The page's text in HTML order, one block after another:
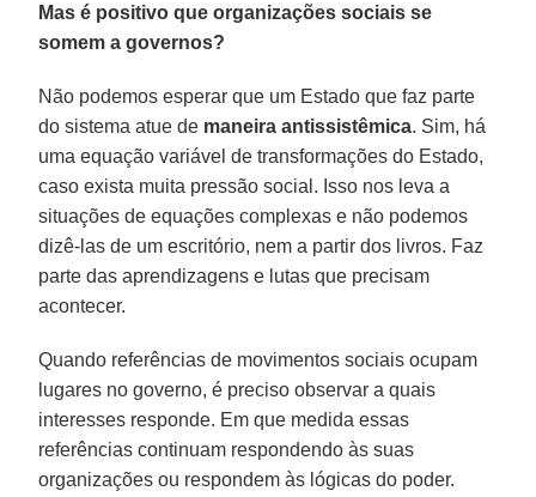
Mas é positivo que organizações sociais se
somem a governos?
Não podemos esperar que um Estado que faz parte
do sistema atue de maneira antissistêmica. Sim, há
uma equação variável de transformações do Estado,
caso exista muita pressão social. Isso nos leva a
situações de equações complexas e não podemos
dizê-las de um escritório, nem a partir dos livros. Faz
parte das aprendizagens e lutas que precisam
acontecer.
Quando referências de movimentos sociais ocupam
lugares no governo, é preciso observar a quais
interesses responde. Em que medida essas
referências continuam respondendo às suas
organizações ou respondem às lógicas do poder.